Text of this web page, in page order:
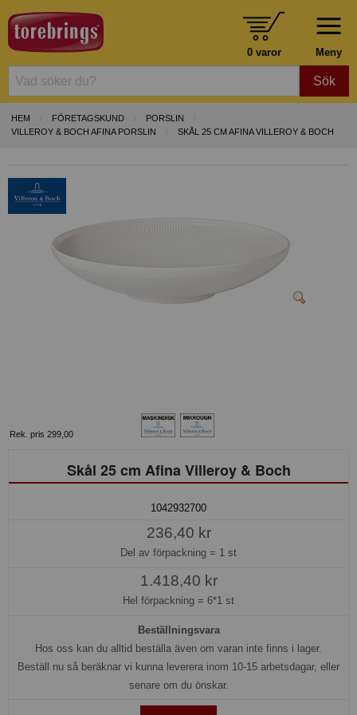
Meny
0 varor
Sök
HEM FÖRETAGSKUND
PORSLIN
VILLEROY & BOCH AFINA PORSLIN
SKÅL 25 CM AFINA VILLEROY & BOCH
Rek. pris 299,00
Skål 25 cm Afina Villeroy & Boch
1042932700
236,40 kr
Del av förpackning = 1 st
1.418,40 kr
Hel förpackning = 6*1 st
Beställningsvara
Hos oss kan du alltid beställa även om varan inte finns i lager.
Beställ nu så beräknar vi kunna leverera inom 10-15 arbetsdagar, eller
senare om du önskar.